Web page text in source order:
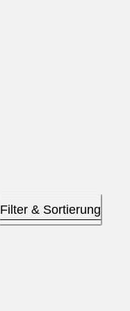
Filter & Sortierung